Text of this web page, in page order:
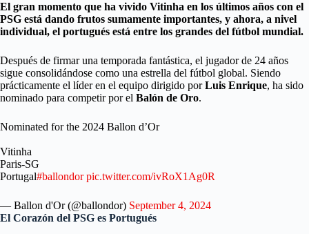
El gran momento que ha vivido Vitinha en los últimos años con el
PSG está dando frutos sumamente importantes, y ahora, a nivel
individual, el portugués está entre los grandes del fútbol mundial.
Después de firmar una temporada fantástica, el jugador de 24 años
sigue consolidándose como una estrella del fútbol global. Siendo
prácticamente el líder en el equipo dirigido porLuis Enrique, ha sido
nominado para competir por el Balón de Oro.
Nominated for the 2024 Ballon d’Or
Vitinha
Paris-SG
Portugal#ballondor pic.twitter.com/ivRoX1Ag0R
— Ballon d'Or (@ballondor) September 4, 2024
El Corazón del PSG es Portugués